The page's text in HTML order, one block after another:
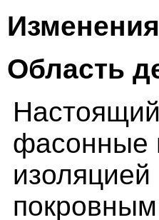
Область
фасонные